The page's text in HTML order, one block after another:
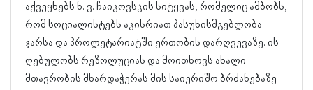
აქვეყნებს ნ. ვ. ჩაიკოვსკის სიტყვას, რომელიც ამბობს,
რომ სოციალისტებს აკისრიათ პასუხისმგებლობა
ჯარსა და პროლეტარიატში ერთობის დარღვევაზე. ის
ღებულობს რეზოლუციას და მოითხოვს ახალი
მთავრობის მხარდაჭერას მის საიერიშო ბრძანებაზე